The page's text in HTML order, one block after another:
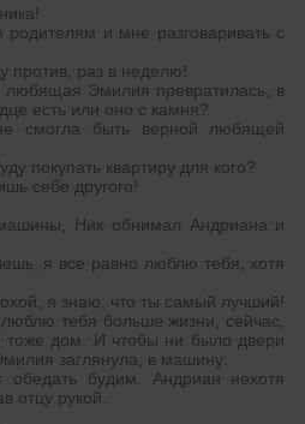
и мне разговаривать с
против, раз в неделю!
Эмилия превратилась, в
есть или оно с камня?
смогла быть верной любящей
покупать квартиру для кого?
себе другого!
Ник обнимал Андриана и
я все равно люблю тебя, хотя
я знаю, что ты самый лучший!
тебя больше жизни, сейчас,
тоже дом. И чтобы ни было двери
заглянула, в машину:
будим. Андриан нехотя
отцу рукой.